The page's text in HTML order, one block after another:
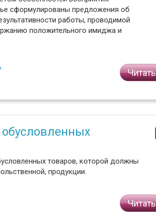
сформулированы предложения об
работы, проводимой
положительного имиджа и
Читать
товаров, которой должны
продукции.
Читать